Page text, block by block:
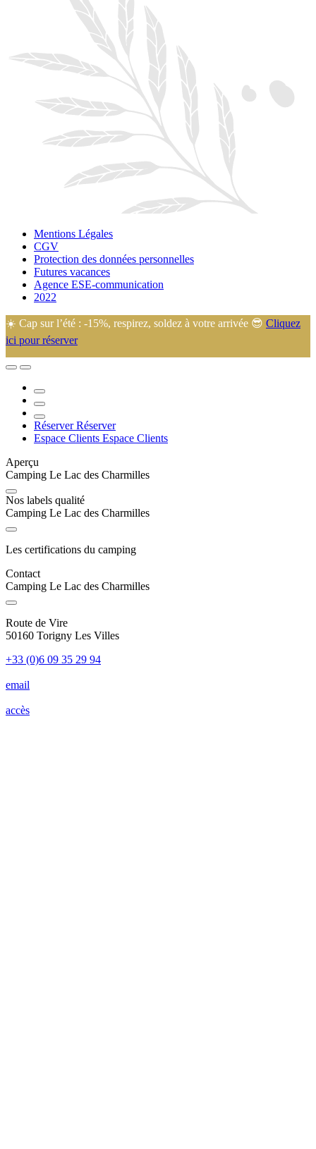
Mentions Légales
CGV
Protection des données personnelles
Futures vacances
Agence ESE-communication
2022
☀️ Cap sur l’été : -15%, respirez, soldez à votre arrivée 😎 Cliquez
ici pour réserver
🙂 Eugénie et Arnaud vous accueillent dans leur camping familial au
touristiques.
Réserver Réserver
Espace Clients Espace Clients
Aperçu
Camping Le Lac des Charmilles
Nos labels qualité
Camping Le Lac des Charmilles
Les certifications du camping
Contact
Camping Le Lac des Charmilles
Route de Vire
50160 Torigny Les Villes
+33 (0)6 09 35 29 94
email
accès